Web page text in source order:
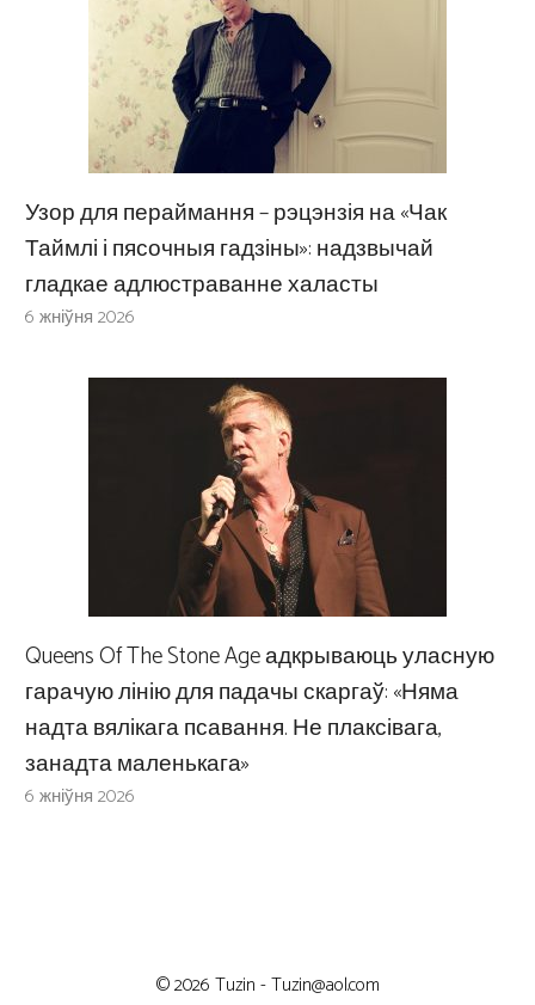
Узор для пераймання – рэцэнзія на «Чак
Таймлі і пясочныя гадзіны»: надзвычай
гладкае адлюстраванне халасты
6 жніўня 2026
Queens Of The Stone Age адкрываюць уласную
гарачую лінію для падачы скаргаў: «Няма
надта вялікага псавання. Не плаксівага,
занадта маленькага»
6 жніўня 2026
© 2026 Tuzin -Tuzin@aol.com